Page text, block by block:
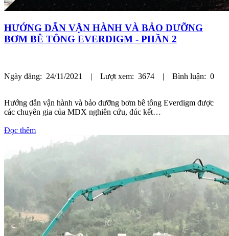
HƯỚNG DẪN VẬN HÀNH VÀ BẢO DƯỠNG
BƠM BÊ TÔNG EVERDIGM - PHẦN 2
Ngày đăng: 24/11/2021 | Lượt xem: 3674 | Bình luận: 0
Hướng dẫn vận hành và bảo dưỡng bơm bê tông Everdigm được
các chuyên gia của MDX nghiên cứu, đúc kết…
Đọc thêm